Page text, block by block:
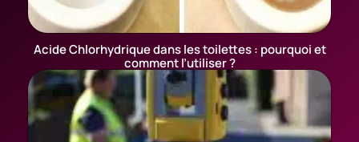
Acide Chlorhydrique dans les toilettes : pourquoi et
comment l’utiliser ?